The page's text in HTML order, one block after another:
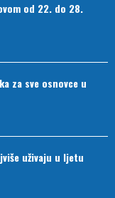
od 22. do 28.
za sve osnovce u
uživaju u ljetu